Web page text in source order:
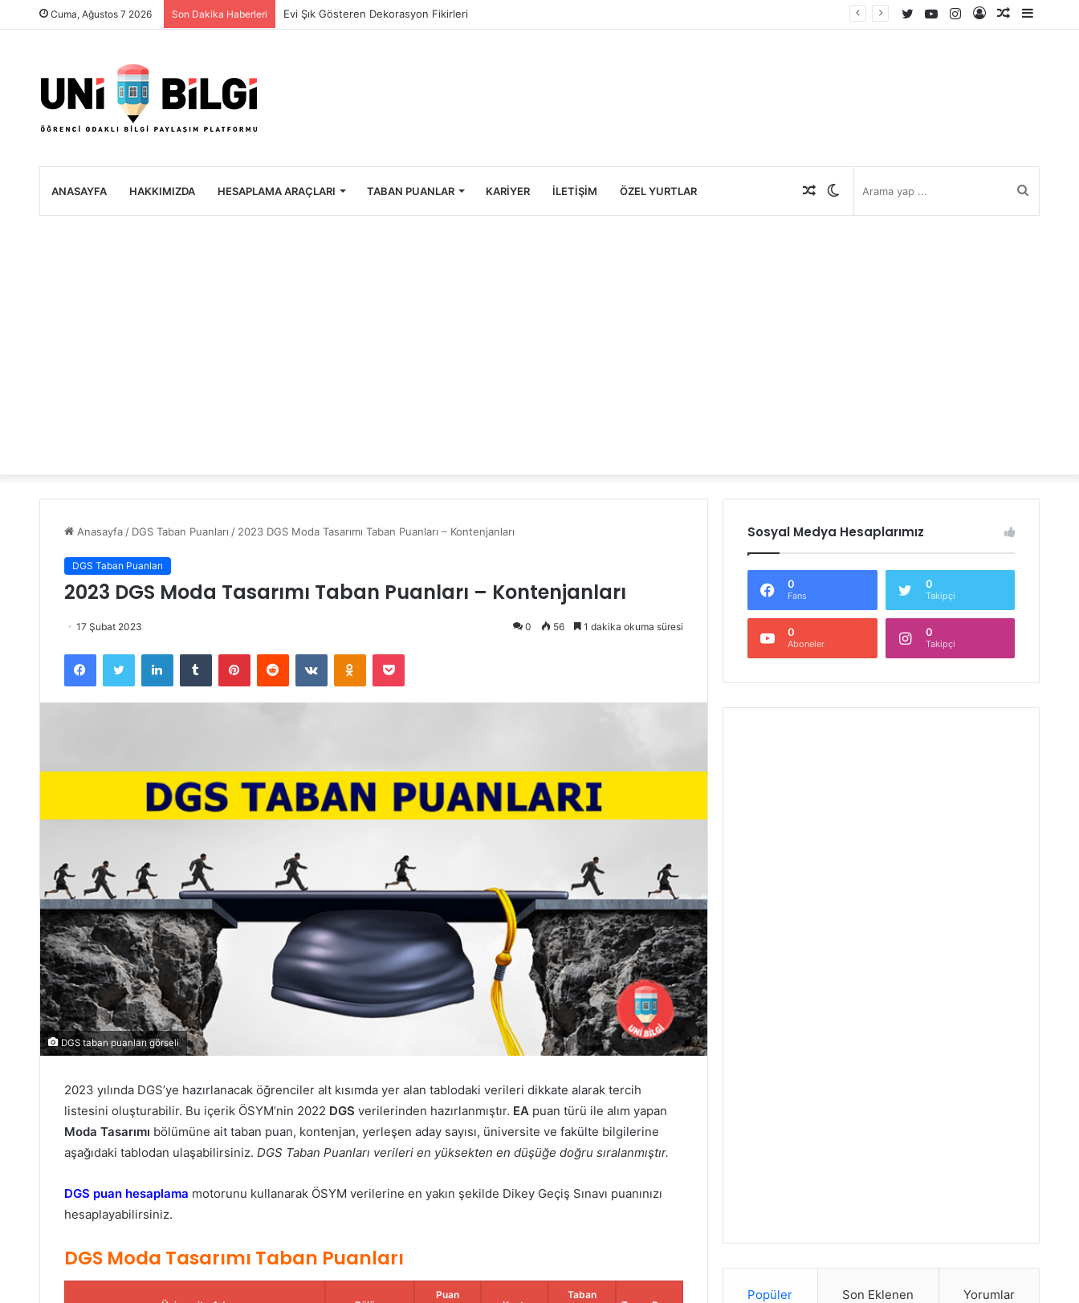
Cuma, Ağustos 7 2026 Son Dakika Haberleri Üniversite Öğrencileri İçin Ekonomik Tatil Rehberi
Rastgele
Kayıt
Instagram
YouTube
Twitter
ANASAYFA HAKKIMIZDA HESAPLAMA ARAÇLARI TABAN PUANLAR KARIYER İLETIŞIM ÖZEL YURTLAR Rastgele
Anasayfa / DGS Taban Puanları / 2023 DGS Moda Tasarımı Taban Puanları – Kontenjanları
DGS Taban Puanları
2023 DGS Moda Tasarımı Taban Puanları – Kontenjanları
17 Şubat 2023 0 56 1 dakika okuma süresi
Facebook Twitter LinkedIn Tumblr Pinterest Reddit VKontakte Odnoklassniki Pocket
DGS taban puanları görseli
2023 yılında DGS’ye hazırlanacak öğrenciler alt kısımda yer alan tablodaki verileri dikkate alarak tercih
listesini oluşturabilir. Bu içerik ÖSYM’nin 2022 DGS verilerinden hazırlanmıştır. EApuan türü ile alım yapan
Moda Tasarımı bölümüne ait taban puan, kontenjan, yerleşen aday sayısı, üniversite ve fakülte bilgilerine
aşağıdaki tablodan ulaşabilirsiniz. DGS Taban Puanları verileri en yüksekten en düşüğe doğru sıralanmıştır.
DGS puan hesaplama motorunu kullanarak ÖSYM verilerine en yakın şekilde Dikey Geçiş Sınavı puanınızı
hesaplayabilirsiniz.
DGS Moda Tasarımı Taban Puanları
Puan
Taban
Sosyal Medya Hesaplarımız
0
Fans
0
Takipçi
0
Aboneler
0
Takipçi
Popüler Son Eklenen Yorumlar